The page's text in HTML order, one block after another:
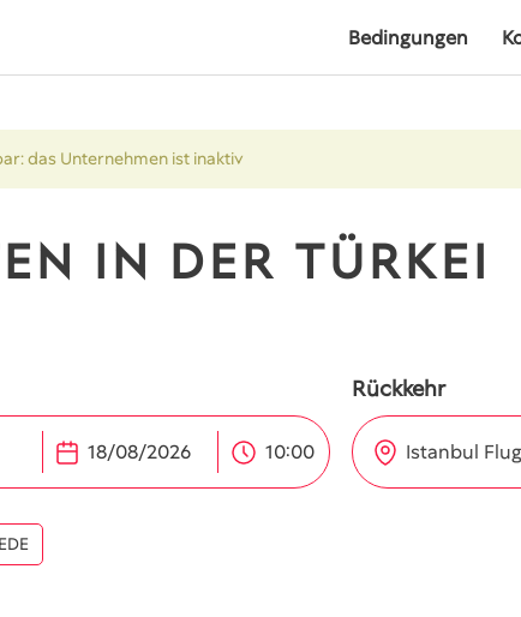
Bedingungen
das Unternehmen ist inaktiv
IN DER TÜRKEI
10:00
Rückkehr